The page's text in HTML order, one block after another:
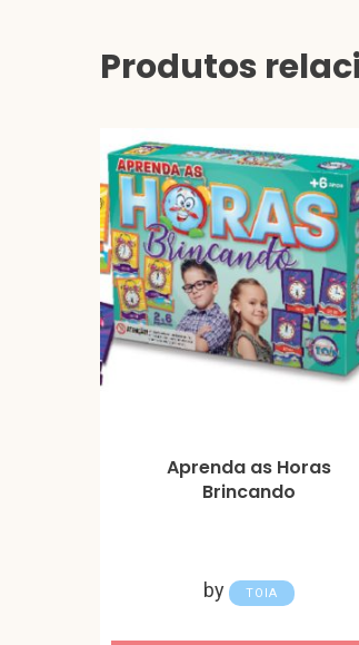
Produtos
Aprenda as Horas
Brincando
by TOIA